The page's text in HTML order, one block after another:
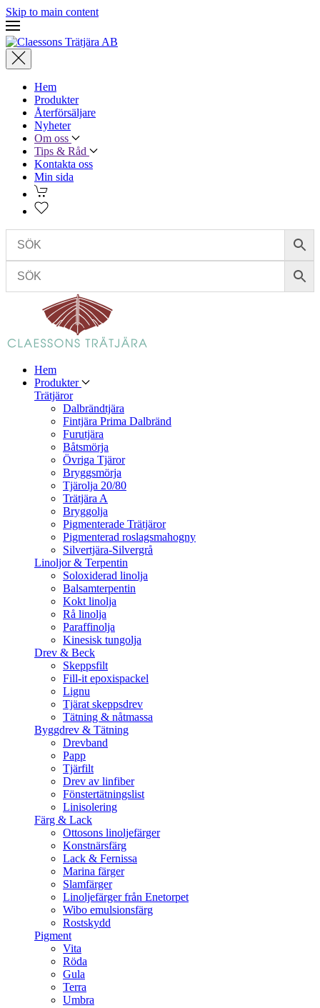
Skip to main content
Hem
Produkter
Återförsäljare
Nyheter
Om oss
Tips & Råd
Kontakta oss
Min sida
Hem
Produkter
Trätjäror
Dalbrändtjära
Fintjära Prima Dalbränd
Furutjära
Båtsmörja
Övriga Tjäror
Bryggsmörja
Tjärolja 20/80
Trätjära A
Bryggolja
Pigmenterade Trätjäror
Pigmenterad roslagsmahogny
Silvertjära-Silvergrå
Linoljor & Terpentin
Soloxiderad linolja
Balsamterpentin
Kokt linolja
Rå linolja
Paraffinolja
Kinesisk tungolja
Drev & Beck
Skeppsfilt
Fill-it epoxispackel
Lignu
Tjärat skeppsdrev
Tätning & nåtmassa
Byggdrev & Tätning
Drevband
Papp
Tjärfilt
Drev av linfiber
Fönstertätningslist
Linisolering
Färg & Lack
Ottosons linoljefärger
Konstnärsfärg
Lack & Fernissa
Marina färger
Slamfärger
Linoljefärger från Enetorpet
Wibo emulsionsfärg
Rostskydd
Pigment
Vita
Röda
Gula
Terra
Umbra